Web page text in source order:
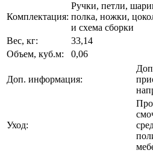
Комплектация:
Ручки, петли,
полка, ножки,
и схема сборки
Вес, кг:
33,14
Объем, куб.м:
0,06
Доп. информация:
Уход: